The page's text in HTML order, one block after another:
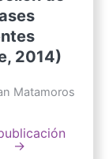
2014)
Matamoros
→